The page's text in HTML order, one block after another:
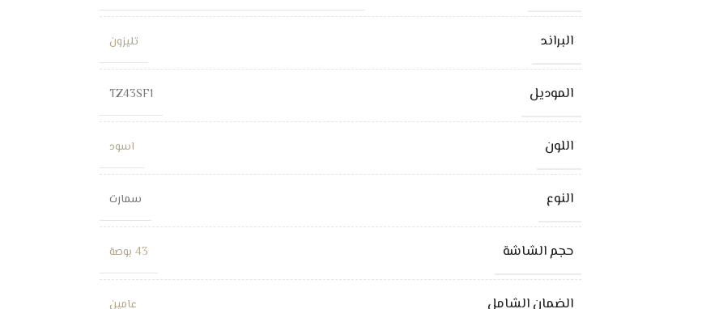
البراند تليزون
الموديل TZ43SF1
اللون اسود
النوع سمارت
حجم الشاشة 43 بوصة
الضمان الشامل عامين